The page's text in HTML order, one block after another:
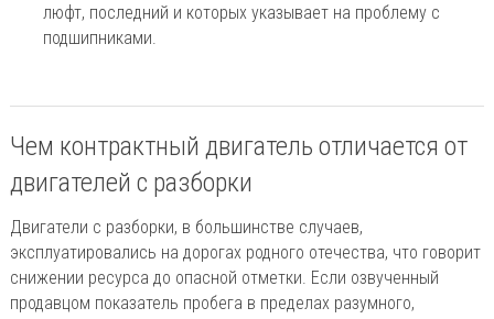
люфт, последний и которых указывает на проблему с
подшипниками.
Чем контрактный двигатель отличается от
двигателей с разборки
Двигатели с разборки, в большинстве случаев,
эксплуатировались на дорогах родного отечества, что говорит
снижении ресурса до опасной отметки. Если озвученный
продавцом показатель пробега в пределах разумного,